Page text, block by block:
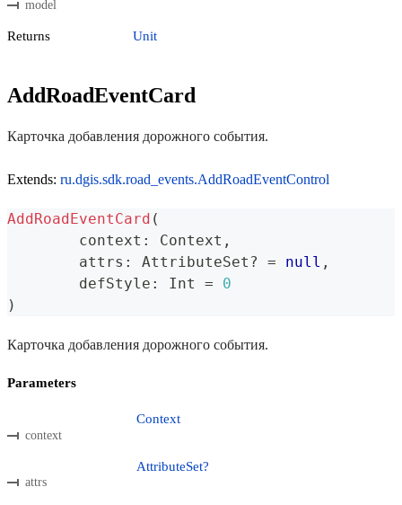
model
Returns Unit
AddRoadEventCard
Карточка добавления дорожного события.
Extends: ru.dgis.sdk.road_events.AddRoadEventControl
AddRoadEventCard (
	context
: Context ,
	attrs
: AttributeSet ? = null ,
	defStyle
: Int =
0
)
Карточка добавления дорожного события.
Parameters
context
Context
attrs
AttributeSet?